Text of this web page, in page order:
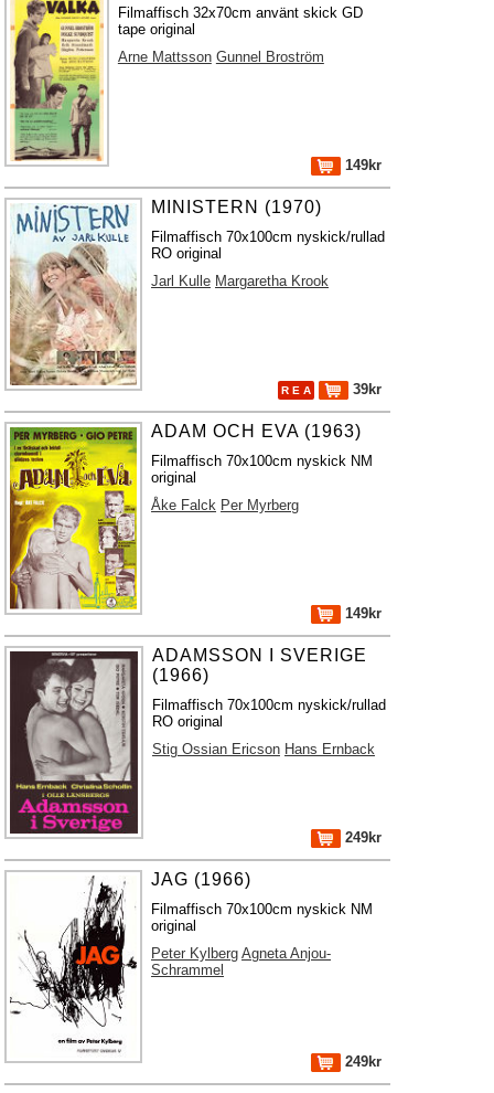
Filmaffisch 32x70cm använt skick GD
tape original
Arne Mattsson Gunnel Broström
149kr
MINISTERN (1970)
Filmaffisch 70x100cm nyskick/rullad
RO original
Jarl Kulle Margaretha Krook
R E A 39kr
ADAM OCH EVA (1963)
Filmaffisch 70x100cm nyskick NM
original
Åke Falck Per Myrberg
149kr
ADAMSSON I SVERIGE
(1966)
Filmaffisch 70x100cm nyskick/rullad
RO original
Stig Ossian Ericson Hans Ernback
249kr
JAG (1966)
Filmaffisch 70x100cm nyskick NM
original
Peter Kylberg Agneta Anjou-
Schrammel
249kr